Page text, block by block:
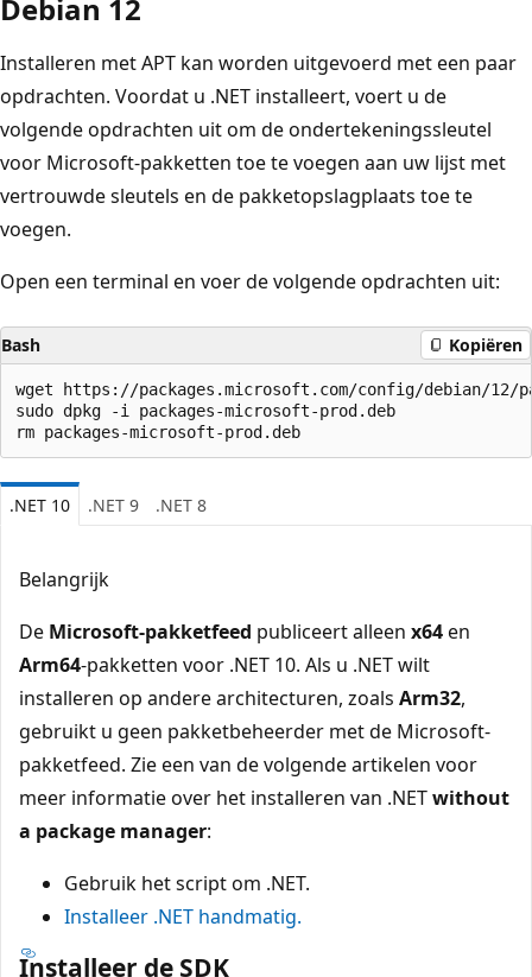
Debian 12
Installeren met APT kan worden uitgevoerd met een paar
opdrachten. Voordat u .NET installeert, voert u de
volgende opdrachten uit om de ondertekeningssleutel
voor Microsoft-pakketten toe te voegen aan uw lijst met
vertrouwde sleutels en de pakketopslagplaats toe te
voegen.
Open een terminal en voer de volgende opdrachten uit:
Bash Kopiëren
wget https://packages.microsoft.com/config/debian/12/
sudo dpkg -i packages-microsoft-prod.deb
.NET 10 .NET 9 .NET 8
Belangrijk
De Microsoft-pakketfeed publiceert alleen x64en
Arm64-pakketten voor .NET 10. Als u .NET wilt
installeren op andere architecturen, zoals Arm32,
gebruikt u geen pakketbeheerder met de Microsoft-
pakketfeed. Zie een van de volgende artikelen voor
meer informatie over het installeren van .NETwithout
a package manager:
Gebruik het scriptom .NET.
Installeer .NET handmatig.
Installeer de SDK